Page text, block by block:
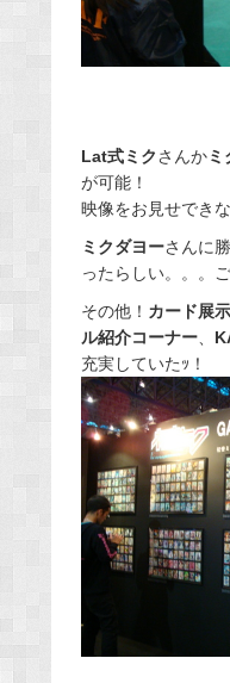
Lat式ミクさんかミ
が可能！
映像をお見せでき
ミクダヨーさんに
ったらしい。。。ご
その他！ カード展
ル紹介コーナー、
充実していたｯ！